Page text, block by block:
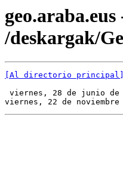
geo.araba.eus
/deskargak/
[Al directorio principal]
viernes, 28 de junio
viernes, 22 de